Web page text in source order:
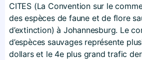
CITES (La Convention sur le
des espèces de faune et de flore
d’extinction) à Johannesburg. Le
d’espèces sauvages représente
dollars et le 4e plus grand trafic